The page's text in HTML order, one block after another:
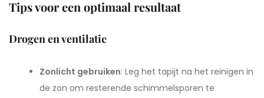
Tips voor een optimaal resultaat
Drogen en ventilatie
Zonlicht gebruiken: Leg het tapijt na het reinigen in
de zon om resterende schimmelsporen te